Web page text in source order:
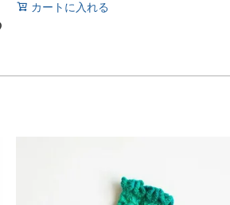
カートに入れる